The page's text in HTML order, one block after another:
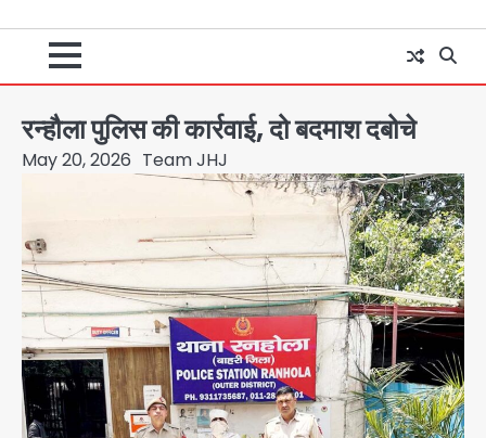
रन्हौला पुलिस की कार्रवाई, दो बदमाश दबोचे
May 20, 2026 Team JHJ